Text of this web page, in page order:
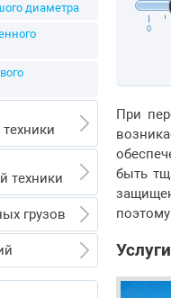
0
При
быть
техники
диаметра
техники
грузов
грузов
грузов